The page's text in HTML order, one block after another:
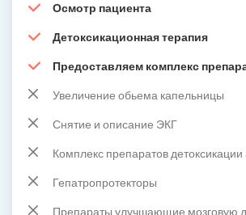
Осмотр пациента
Детоксикационная терапия
Предоставляем комплекс
Увеличение обьема капельницы
Снятие и описание ЭКГ
Комплекс препаратов детоксикации
Гепатропротекторы
Препараты улучшающие мозговую